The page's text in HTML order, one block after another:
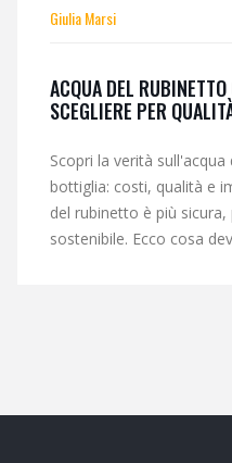
Giulia Marsi
ACQUA DEL
SCEGLIERE PER
Scopri la verità
bottiglia: costi, qualità e
del rubinetto è più
sostenibile. Ecco cosa